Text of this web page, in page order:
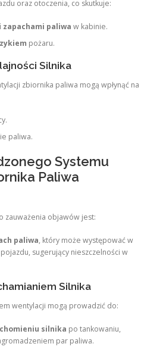
oraz otoczenia, co skutkuje:
paliwa w kabinie.
pożaru.
Silnika
zbiornika paliwa mogą wpłynąć na
paliwa.
Systemu
Paliwa
zauważenia objawów jest:
paliwa, który może występować w
sugerujący nieszczelności w
Silnika
wentylacji mogą prowadzić do:
silnika po tankowaniu,
par paliwa.